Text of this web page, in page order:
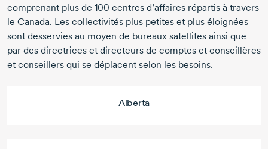
comprenant plus de 100 centres d’affaires répartis à travers
le Canada. Les collectivités plus petites et plus éloignées
sont desservies au moyen de bureaux satellites ainsi que
par des directrices et directeurs de comptes et conseillères
et conseillers qui se déplacent selon les besoins.
Alberta